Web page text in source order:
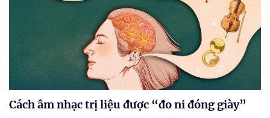
Cách âm nhạc trị liệu được “đo ni đóng giày”